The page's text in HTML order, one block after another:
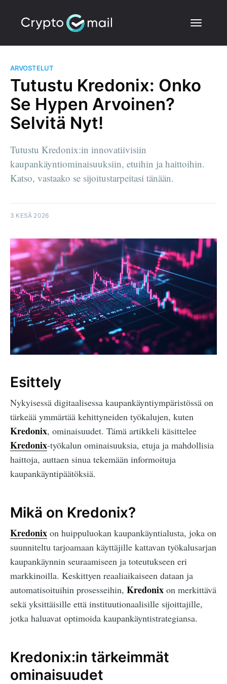
ARVOSTELUT
Tutustu Kredonix: Onko
Se Hypen Arvoinen?
Selvitä Nyt!
Tutustu Kredonix:in innovatiivisiin
kaupankäyntiominaisuuksiin, etuihin ja haittoihin.
Katso, vastaako se sijoitustarpeitasi tänään.
3 KESÄ 2026
Esittely
Nykyisessä digitaalisessa kaupankäyntiympäristössä on
tärkeää ymmärtää kehittyneiden työkalujen, kuten
Kredonix, ominaisuudet. Tämä artikkeli käsittelee
Kredonix-työkalun ominaisuuksia, etuja ja mahdollisia
haittoja, auttaen sinua tekemään informoituja
kaupankäyntipäätöksiä.
Mikä on Kredonix?
Kredonix on huippuluokan kaupankäyntialusta, joka on
suunniteltu tarjoamaan käyttäjille kattavan työkalusarjan
kaupankäynnin seuraamiseen ja toteutukseen eri
markkinoilla. Keskittyen reaaliaikaiseen dataan ja
automatisoituihin prosesseihin, Kredonix on merkittävä
sekä yksittäisille että instituutionaalisille sijoittajille,
jotka haluavat optimoida kaupankäyntistrategiansa.
Kredonix:in tärkeimmät
ominaisuudet